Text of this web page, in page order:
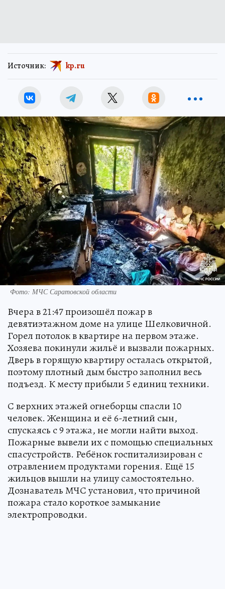
Источник: kp.ru
Фото: МЧС Саратовской области
Вчера в 21:47 произошёл пожар в
девятиэтажном доме на улице Шелковичной.
Горел потолок в квартире на первом этаже.
Хозяева покинули жильё и вызвали пожарных.
Дверь в горящую квартиру осталась открытой,
поэтому плотный дым быстро заполнил весь
подъезд. К месту прибыли 5 единиц техники.
С верхних этажей огнеборцы спасли 10
человек. Женщина и её 6-летний сын,
спускаясь с 9 этажа, не могли найти выход.
Пожарные вывели их с помощью специальных
спасустройств. Ребёнок госпитализирован с
отравлением продуктами горения. Ещё 15
жильцов вышли на улицу самостоятельно.
Дознаватель МЧС установил, что причиной
пожара стало короткое замыкание
электропроводки.